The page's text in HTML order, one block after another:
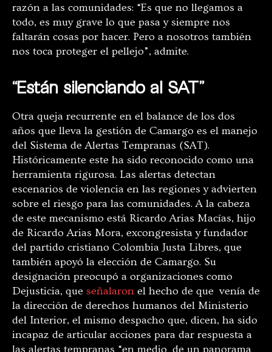
razón a las comunidades: “Es que no llegamos a
todo, es muy grave lo que pasa y siempre nos
faltarán cosas por hacer. Pero a nosotros también
nos toca proteger el pellejo”, admite.
“Están silenciando al SAT”
Otra queja recurrente en el balance de los dos
años que lleva la gestión de Camargo es el manejo
del Sistema de Alertas Tempranas (SAT).
Históricamente este ha sido reconocido como una
herramienta rigurosa. Las alertas detectan
escenarios de violencia en las regiones y advierten
sobre el riesgo para las comunidades. A la cabeza
de este mecanismo está Ricardo Arias Macías, hijo
de Ricardo Arias Mora, excongresista y fundador
del partido cristiano Colombia Justa Libres, que
también apoyó la elección de Camargo. Su
designación preocupó a organizaciones como
Dejusticia, que señalaron el hecho de que venía de
la dirección de derechos humanos del Ministerio
del Interior, el mismo despacho que, dicen, ha sido
incapaz de articular acciones para dar respuesta a
las alertas tempranas “en medio de un panorama